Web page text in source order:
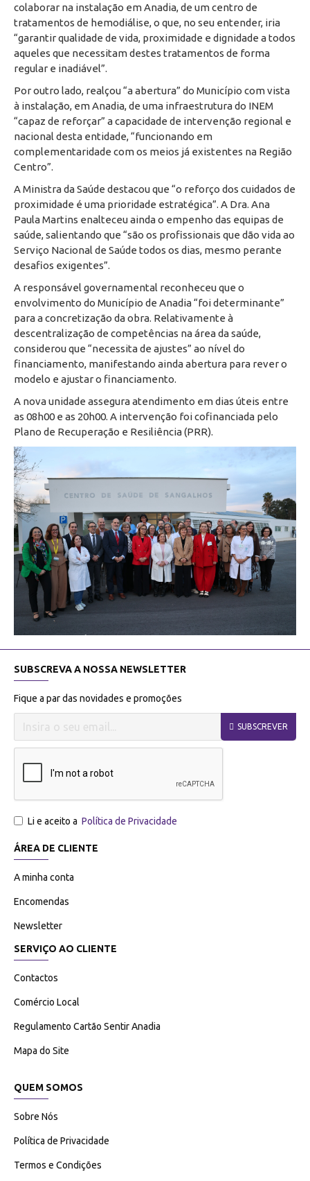
colaborar na instalação em Anadia, de um centro de
tratamentos de hemodiálise, o que, no seu entender, iria
“garantir qualidade de vida, proximidade e dignidade a todos
aqueles que necessitam destes tratamentos de forma
regular e inadiável”.
Por outro lado, realçou “a abertura” do Município com vista
à instalação, em Anadia, de uma infraestrutura do INEM
“capaz de reforçar” a capacidade de intervenção regional e
nacional desta entidade, “funcionando em
complementaridade com os meios já existentes na Região
Centro”.
A Ministra da Saúde destacou que “o reforço dos cuidados de
proximidade é uma prioridade estratégica”. A Dra. Ana
Paula Martins enalteceu ainda o empenho das equipas de
saúde, salientando que “são os profissionais que dão vida ao
Serviço Nacional de Saúde todos os dias, mesmo perante
desafios exigentes”.
A responsável governamental reconheceu que o
envolvimento do Município de Anadia “foi determinante”
para a concretização da obra. Relativamente à
descentralização de competências na área da saúde,
considerou que “necessita de ajustes” ao nível do
financiamento, manifestando ainda abertura para rever o
modelo e ajustar o financiamento.
A nova unidade assegura atendimento em dias úteis entre
as 08h00 e as 20h00. A intervenção foi cofinanciada pelo
Plano de Recuperação e Resiliência (PRR).
SUBSCREVA A NOSSA NEWSLETTER
Fique a par das novidades e promoções
SUBSCREVER
Li e aceito a Política de Privacidade
ÁREA DE CLIENTE
A minha conta
Encomendas
Newsletter
SERVIÇO AO CLIENTE
Contactos
Comércio Local
Regulamento Cartão Sentir Anadia
Mapa do Site
QUEM SOMOS
Sobre Nós
Política de Privacidade
Termos e Condições